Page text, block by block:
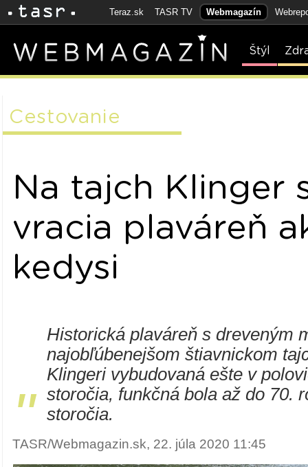
Teraz.sk TASR TV Webmagazín
Štýl
Cestovanie
Na tajch Klinger
vracia plaváreň
kedysi
"
Historická plaváreň s dreveným
najobľúbenejšom štiavnickom
Klingeri vybudovaná ešte v
storočia, funkčná bola až do 70.
storočia.
TASR/Webmagazin.sk, 22. júla 2020 11:45